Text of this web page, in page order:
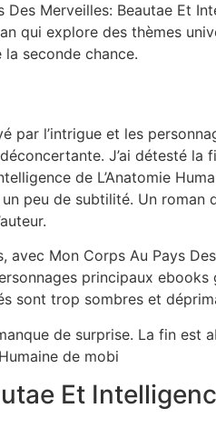
Merveilles: Beautae Et
qui explore des thèmes
seconde chance.
par l’intrigue et les
J’ai détesté la
de L’Anatomie
peu de subtilité. Un roman
Mon Corps Au Pays
principaux
sont trop sombres et
de surprise. La fin est
de mobi
Et